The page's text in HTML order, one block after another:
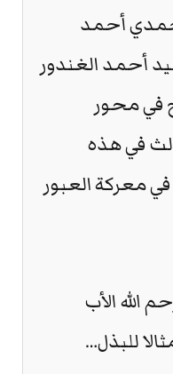
حمدي أحمد
أحمد الغندور
في محور
في هذه
معركة العبور
الأب
للبذل…